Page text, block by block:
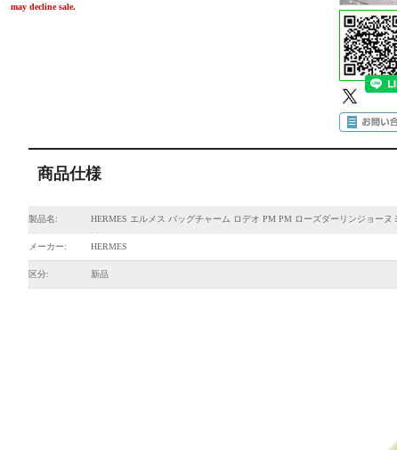
may decline sale.
商品仕様
製品名: HERMES エルメス バッグチャーム ロデオ PM PM ローズダーリンジョーヌ
メーカー: HERMES
区分: 新品